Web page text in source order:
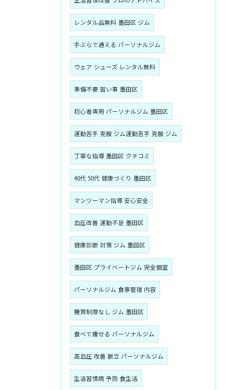
レンタル品無料 墨田区 ジム
手ぶらで通える パーソナルジム
ウェア シューズ レンタル無料
準備不要 習い事 墨田区
初心者専用 パーソナルジム 墨田区
運動苦手 克服 ジム運動苦手 克服 ジム
丁寧な指導 墨田区 クチコミ
40代 50代 健康づくり 墨田区
マンツーマン指導 安心安全
血圧改善 運動不足 墨田区
健康診断 対策 ジム 墨田区
墨田区 プライベートジム 完全個室
パーソナルジム 食事管理 内容
糖質制限なし ジム 墨田区
食べて痩せる パーソナルジム
高血圧 改善 献立 パーソナルジム
生活習慣病 予防 食生活